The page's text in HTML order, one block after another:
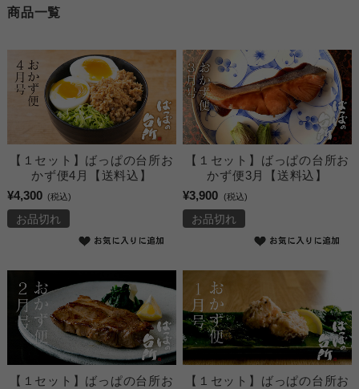
商品一覧
【１セット】ばっぱの台所お
かず便4月【送料込】
¥4,300 (税込)
お品切れ
【１セット】ばっぱの台所お
かず便3月【送料込】
¥3,900
(税込)
お品切れ
【１セット】ばっぱの台所お
【１セット】ばっぱの台所お